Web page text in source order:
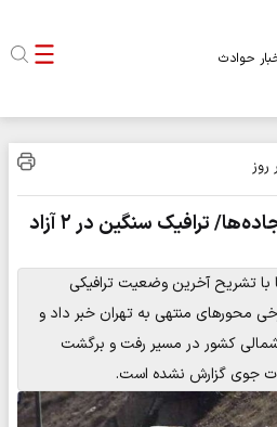
حوادث
روز
آخرین وضعیت ترافیکی جاده‌ها/ ترافیک سنگین در ۲ آزاد
با تشریح آخرین وضعیت ترافیکی
محورهای منتهی به تهران خبر داد و
شمالی کشور در مسیر رفت و برگشت
جوی گزارش نشده است.